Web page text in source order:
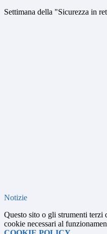
Settimana della "Sicurezza in
Notizie
Questo sito o gli strumenti terzi
cookie necessari al